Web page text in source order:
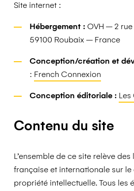
Site internet :
Hébergement : OVH – 2
59100 Roubaix – France
Conception/création et
: French Connexion
Conception éditoriale : Les
Contenu du site
L’ensemble de ce site relève
française et internationale sur le
propriété intellectuelle. Tous les